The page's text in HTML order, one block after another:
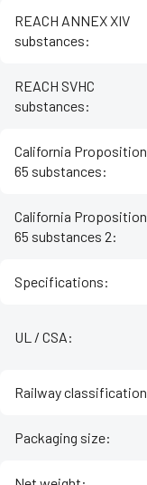
REACH ANNEX XIV
substances:
REACH SVHC
substances:
California Proposition
65 substances:
California Proposition
65 substances 2:
Specifications:
UL / CSA:
Railway classification
Packaging size: